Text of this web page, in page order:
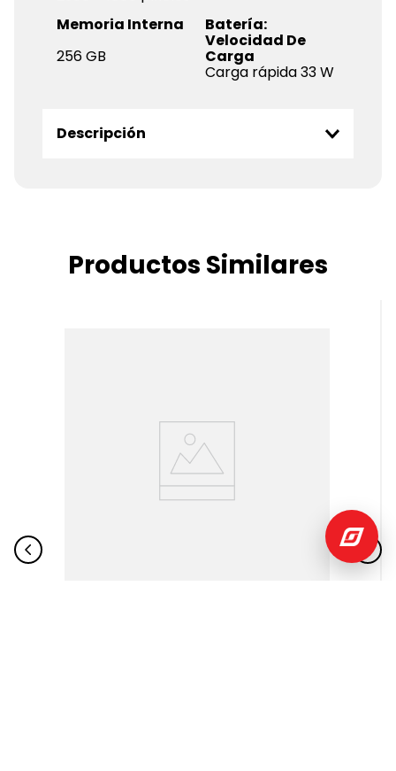
Memoria Interna
256 GB
Batería:
Velocidad De
Carga
Carga rápida 33 W
Descripción
Productos Similares